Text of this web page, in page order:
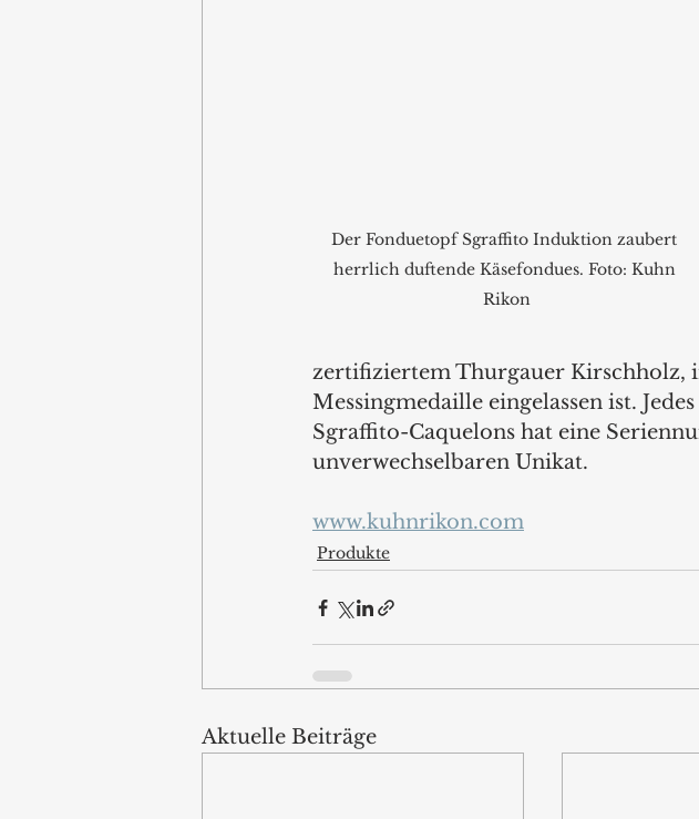
Der Fonduetopf Sgraffito Induktion zaubert
herrlich duftende Käsefondues. Foto: Kuhn
Rikon
zertifiziertem Thurgauer Kirschholz,
Messingmedaille eingelassen ist.
Sgraffito-Caquelons hat eine
unverwechselbaren Unikat.
www.kuhnrikon.com
Produkte
Aktuelle Beiträge